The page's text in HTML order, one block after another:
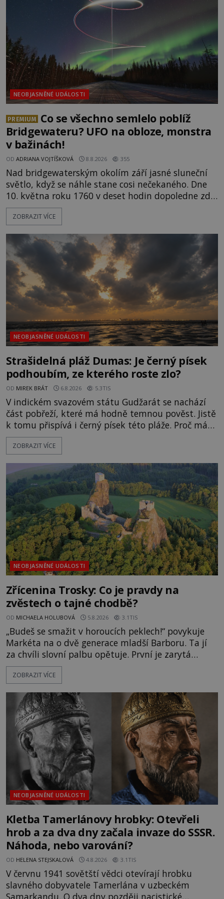
NEOBJASNĚNÉ UDÁLOSTI
PREMIUM
Co se všechno semlelo poblíž
Bridgewateru? UFO na obloze, monstra
v bažinách!
OD ADRIANA VOJTÍŠKOVÁ 8.8.2026 355
Nad bridgewaterským okolím září jasné sluneční
světlo, když se náhle stane cosi nečekaného. Dne
10. května roku 1760 v deset hodin dopoledne zde
dojde k vůbec prvnímu historicky doloženému
přeletu UFO. Podle záznamů vyzařuje takové
jen o nějaký optický klam, nebo se zde skutečně
právě vznáší mimozemská loď
ZOBRAZIT VÍCE
NEOBJASNĚNÉ UDÁLOSTI
Strašidelná pláž Dumas: Je černý písek
podhoubím, ze kterého roste zlo?
OD MIREK BRÁT 6.8.2026 5.3TIS
V indickém svazovém státu Gudžarát se nachází
část pobřeží, které má hodně temnou pověst. Jistě
k tomu přispívá i černý písek této pláže. Proč má
pláž takové netypické zbarvení? Nakolik jsou
pravdivé historky, že zde došlo k nevysvětlitelným
následovat. Vstupujeme na pláž Dumas ve městě
Surat. Gu
ZOBRAZIT VÍCE
NEOBJASNĚNÉ UDÁLOSTI
Zřícenina Trosky: Co je pravdy na
zvěstech o tajné chodbě?
OD MICHAELA HOLUBOVÁ 5.8.2026 3.1TIS
„Budeš se smažit v horoucích peklech!“ povykuje
Markéta na o dvě generace mladší Barboru. Ta jí
za chvíli slovní palbu opětuje. První je zarytá
katolička, druhá přesvědčená kališnice. A každá z
nich se usídlí na jedné z věží slavného hradu
mezi vůdce protihusitského boje. Za manželku má
skutečně jistou
ZOBRAZIT VÍCE
NEOBJASNĚNÉ UDÁLOSTI
Kletba Tamerlánovy hrobky: Otevřeli
hrob a za dva dny začala invaze do SSSR.
Náhoda, nebo varování?
OD HELENA STEJSKALOVÁ 4.8.2026 3.1TIS
V červnu 1941 sovětští vědci otevírají hrobku
slavného dobyvatele Tamerlána v uzbeckém